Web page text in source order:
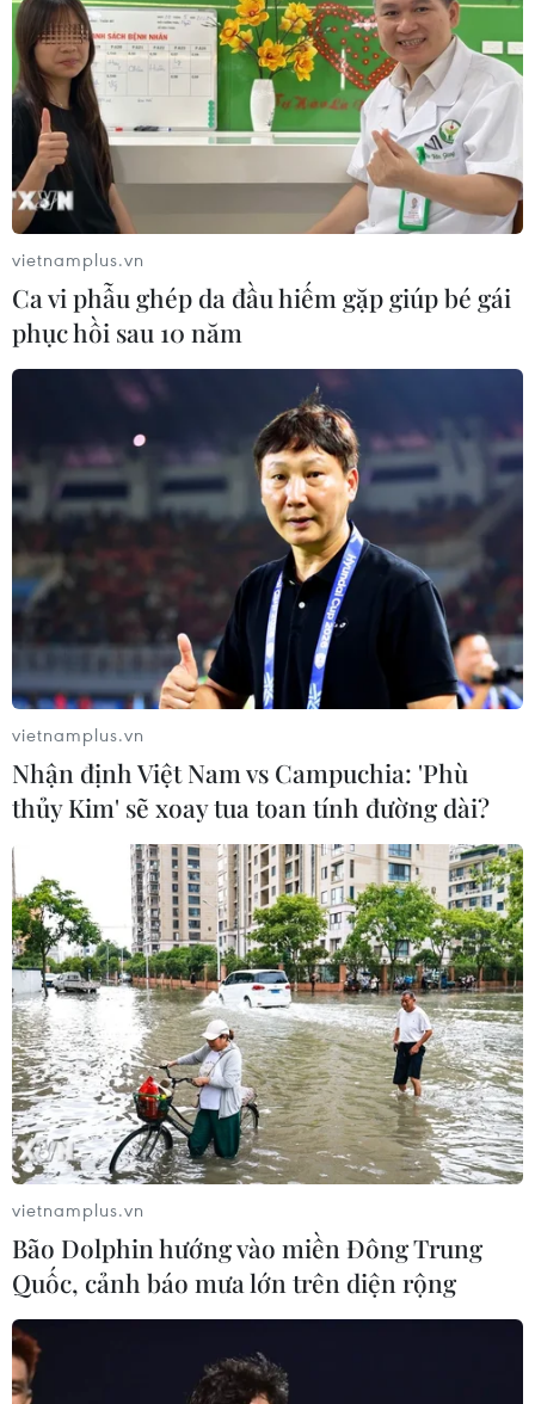
vietnamplus.vn
Ca vi phẫu ghép da đầu hiếm gặp giúp bé gái
phục hồi sau 10 năm
vietnamplus.vn
Nhận định Việt Nam vs Campuchia: 'Phù
thủy Kim' sẽ xoay tua toan tính đường dài?
vietnamplus.vn
Bão Dolphin hướng vào miền Đông Trung
Quốc, cảnh báo mưa lớn trên diện rộng